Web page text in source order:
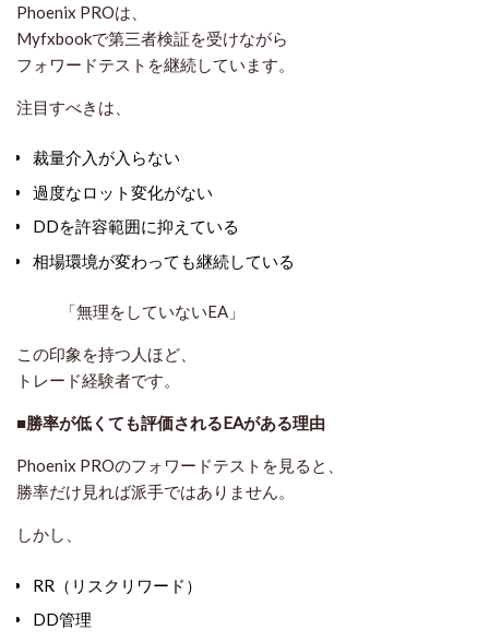
Phoenix PROは、
Myfxbookで第三者検証を受けながら
フォワードテストを継続しています。
注目すべきは、
裁量介入が入らない
過度なロット変化がない
DDを許容範囲に抑えている
相場環境が変わっても継続している
「無理をしていないEA」
この印象を持つ人ほど、
トレード経験者です。
■勝率が低くても評価されるEAがある理由
Phoenix PROのフォワードテストを見ると、
勝率だけ見れば派手ではありません。
しかし、
RR（リスクリワード）
DD管理